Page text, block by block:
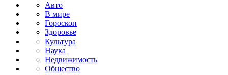
Авто
В мире
Гороскоп
Здоровье
Культура
Наука
Недвижимость
Общество